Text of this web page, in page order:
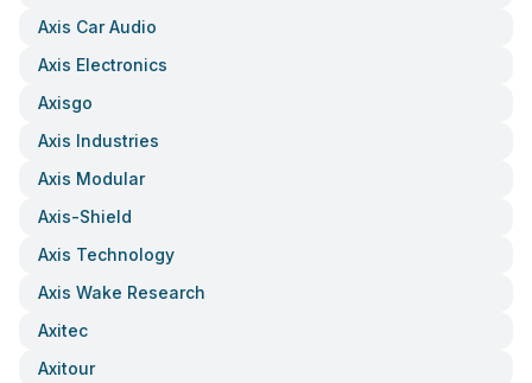
Axis Car Audio
Axis Electronics
Axisgo
Axis Industries
Axis Modular
Axis-Shield
Axis Technology
Axis Wake Research
Axitec
Axitour